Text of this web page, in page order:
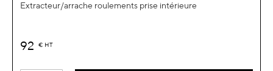
Extracteur/arrache roulements prise intérieure
92 € HT